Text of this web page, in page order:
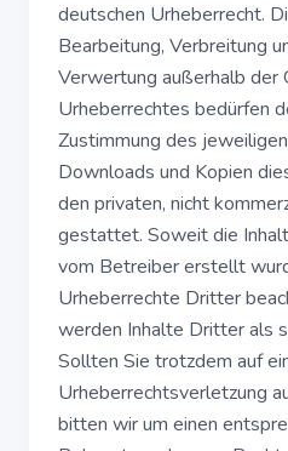
deutschen Urheberrecht.
Bearbeitung, Verbreitung
Verwertung außerhalb der
Urheberrechtes bedürfen
Zustimmung des
Downloads und Kopien
den privaten, nicht
gestattet. Soweit die
vom Betreiber erstellt
Urheberrechte Dritter
werden Inhalte Dritter als
Sollten Sie trotzdem auf
Urheberrechtsverletzung
bitten wir um einen